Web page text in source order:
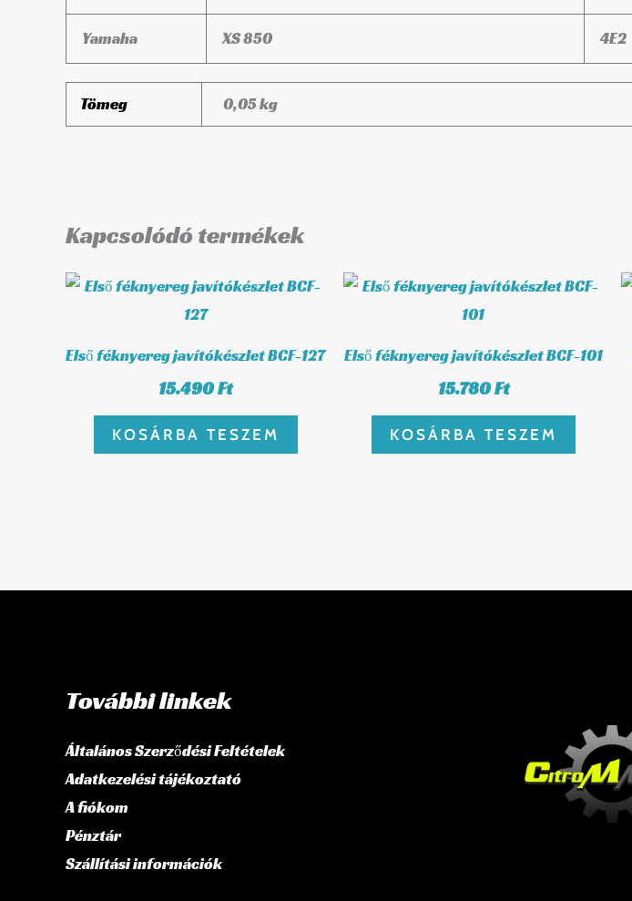
Yamaha XS 850 4E2
Tömeg 0,05 kg
Kapcsolódó termékek
Első féknyereg javítókészlet BCF-127
15.490Ft
KOSÁRBA TESZEM
Első féknyereg javítókészlet BCF-101
15.780Ft
KOSÁRBA TESZEM
További linkek
Általános Szerződési Feltételek
Adatkezelési tájékoztató
A fiókom
Pénztár
Szállítási információk